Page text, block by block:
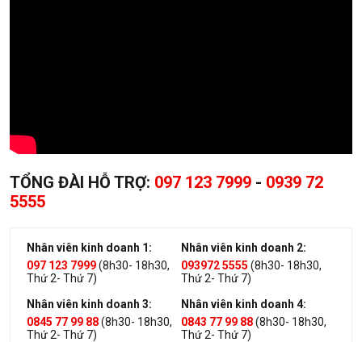
TỔNG ĐÀI HỖ TRỢ: 097 123 7999 - 0939 72
5555
Nhân viên kinh doanh 1:
097 123 7999(8h30- 18h30,
Thứ 2- Thứ 7)
Nhân viên kinh doanh 2:
093972 5555 (8h30- 18h30,
Thứ 2- Thứ 7)
Nhân viên kinh doanh 3:
0845 77 99 88(8h30- 18h30,
Thứ 2- Thứ 7)
Nhân viên kinh doanh 4:
0843 77 99 88(8h30- 18h30,
Thứ 2- Thứ 7)